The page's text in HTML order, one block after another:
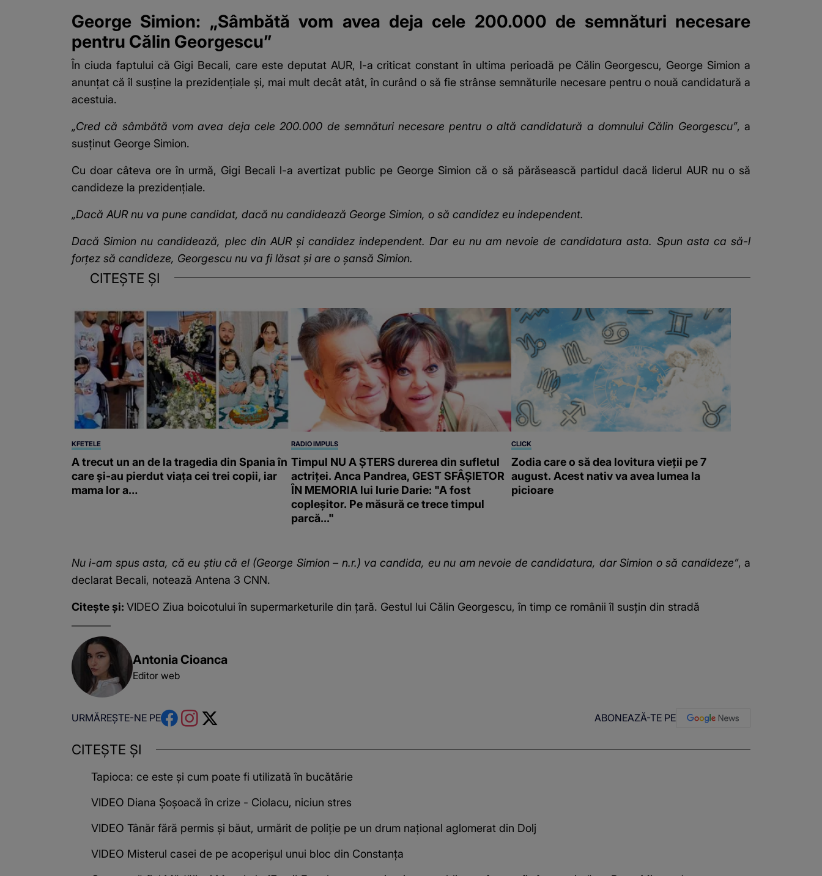
George Simion: „Sâmbătă vom avea deja cele 200.000 de semnături necesare
pentru Călin Georgescu”
În ciuda faptului că Gigi Becali, care este deputat AUR, l-a criticat constant în ultima perioadă pe Călin Georgescu, George Simion a
anunțat că îl susține la prezidențiale și, mai mult decât atât, în curând o să fie strânse semnăturile necesare pentru o nouă candidatură a
acestuia.
„Cred că sâmbătă vom avea deja cele 200.000 de semnături necesare pentru o altă candidatură a domnului Călin Georgescu”, a
susținut George Simion.
Cu doar câteva ore în urmă, Gigi Becali l-a avertizat public pe George Simion că o să părăsească partidul dacă liderul AUR nu o să
candideze la prezidențiale.
„Dacă AUR nu va pune candidat, dacă nu candidează George Simion, o să candidez eu independent.
Dacă Simion nu candidează, plec din AUR și candidez independent. Dar eu nu am nevoie de candidatura asta. Spun asta ca să-l
forțez să candideze, Georgescu nu va fi lăsat și are o șansă Simion.
CITEȘTE ȘI
KFETELE
A trecut un an de la tragedia din Spania în
care și-au pierdut viața cei trei copii, iar
mama lor a…
RADIO IMPULS
Timpul NU A ȘTERS durerea din sufletul
actriței. Anca Pandrea, GEST SFÂȘIETOR
ÎN MEMORIA lui Iurie Darie: "A fost
copleșitor. Pe măsură ce trece timpul
parcă..."
CLICK
Zodia care o să dea lovitura vieții pe 7
august. Acest nativ va avea lumea la
picioare
Nu i-am spus asta, că eu știu că el (George Simion – n.r.) va candida, eu nu am nevoie de candidatura, dar Simion o să candideze”, a
declarat Becali, notează Antena 3 CNN.
Citește și: VIDEO Ziua boicotului în supermarketurile din țară. Gestul lui Călin Georgescu, în timp ce românii îl susțin din stradă
Antonia Cioanca
Editor web
URMĂREȘTE-NE PE ABONEAZĂ-TE PE
CITEȘTE ȘI
Tapioca: ce este și cum poate fi utilizată în bucătărie
VIDEO Diana Șoșoacă în crize - Ciolacu, niciun stres
VIDEO Tânăr fără permis și băut, urmărit de poliție pe un drum național aglomerat din Dolj
VIDEO Misterul casei de pe acoperișul unui bloc din Constanța